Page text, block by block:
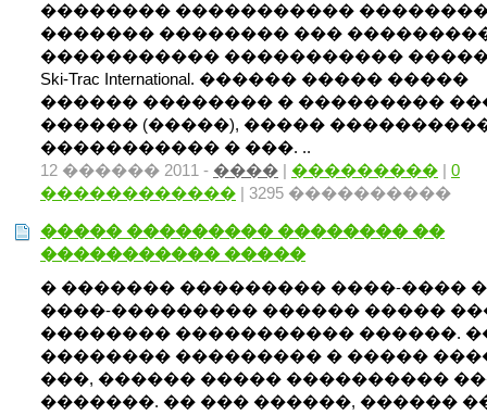
�������� �����������
������� �������� ���
����������� �����������
Ski-Trac International. ������ ����� �����
������ �������� � ���������
������ (�����), �����
����������� � ���. ..
12 ������ 2011 - ���� | ��������� | 0
������������ | 3295 ����������
����� ��������� �������� ��
����������� �����
� ������� ��������� ����-����
����-��������� ������ �����
�������� ����������� ������.
�������� ��������� � �����
���, ������ ����� ����������
�������. �� ��� ������, ������